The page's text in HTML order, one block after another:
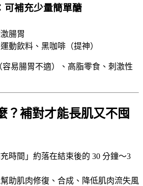
可補充少量簡單醣
腸胃
動飲料、黑咖啡（提神）
容易腸胃不適）、高脂零食、刺激性
？補對才能長肌又不囤
時間」約落在結束後的 30 分鐘～3
助肌肉修復、合成、降低肌肉流失風